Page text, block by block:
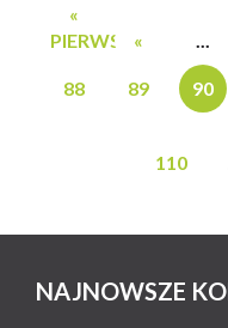
«
PIERWSZA
« ...
88 89 90
110
NAJNOWSZE